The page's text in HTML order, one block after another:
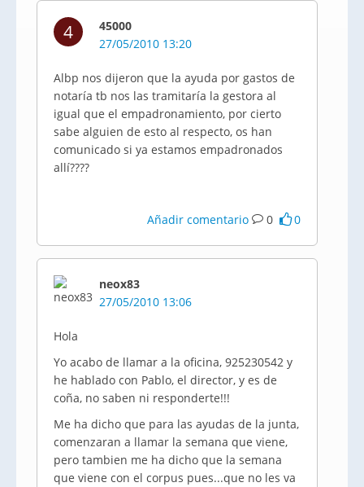
4
45000
27/05/2010 13:20
Albp nos dijeron que la ayuda por gastos de
notaría tb nos las tramitaría la gestora al
igual que el empadronamiento, por cierto
sabe alguien de esto al respecto, os han
comunicado si ya estamos empadronados
allí????
Añadir comentario 0 0
neox83
27/05/2010 13:06
Hola
Yo acabo de llamar a la oficina, 925230542 y
he hablado con Pablo, el director, y es de
coña, no saben ni responderte!!!
Me ha dicho que para las ayudas de la junta,
comenzaran a llamar la semana que viene,
pero tambien me ha dicho que la semana
que viene con el corpus pues...que no les va